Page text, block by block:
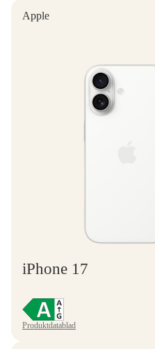
Apple
iPhone 17
Produktdatablad